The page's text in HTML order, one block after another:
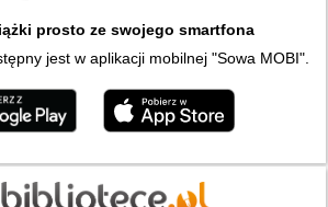
prosto ze swojego smartfona
jest w aplikacji mobilnej "Sowa MOBI".